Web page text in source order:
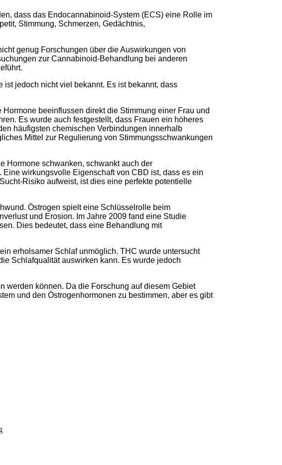
dass das Endocannabinoid-System (ECS) eine Rolle im
Stimmung, Schmerzen, Gedächtnis,
genug Forschungen über die Auswirkungen von
zur Cannabinoid-Behandlung bei anderen
jedoch nicht viel bekannt. Es ist bekannt, dass
beeinflussen direkt die Stimmung einer Frau und
Es wurde auch festgestellt, dass Frauen ein höheres
häufigsten chemischen Verbindungen innerhalb
Mittel zur Regulierung von Stimmungsschwankungen
Hormone schwanken, schwankt auch der
wirkungsvolle Eigenschaft von CBD ist, dass es ein
Risiko aufweist, ist dies eine perfekte potentielle
Östrogen spielt eine Schlüsselrolle beim
und Erosion. Im Jahre 2009 fand eine Studie
Dies bedeutet, dass eine Behandlung mit
erholsamer Schlaf unmöglich. THC wurde untersucht
Schlafqualität auswirken kann. Es wurde jedoch
werden können. Da die Forschung auf diesem Gebiet
und den Östrogenhormonen zu bestimmen, aber es gibt